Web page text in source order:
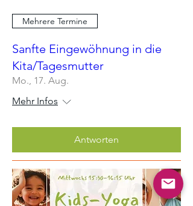
Mehrere Termine
Sanfte Eingewöhnung in die
Kita/Tagesmutter
Mo., 17. Aug.
Mehr Infos
Antworten